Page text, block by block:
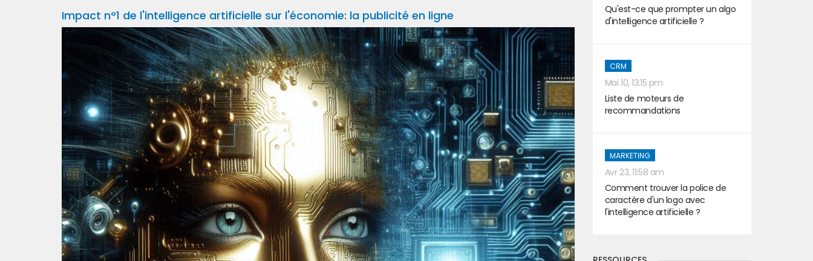
Impact n°1 de l'intelligence artificielle sur l'économie: la publicité en ligne
Qu'est-ce que prompter un algo
d'intelligence artificielle ?
CRM
Mai 10, 13:15 pm
Liste de moteurs de
recommandations
MARKETING
Avr 23, 11:58 am
Comment trouver la police de
caractère d'un logo avec
l'intelligence artificielle ?